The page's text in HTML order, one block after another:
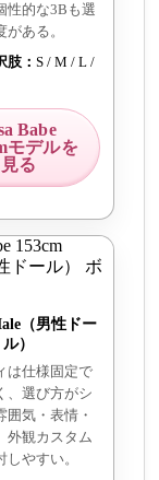
性的な3Bも選
ある。
肢： S / M / L /
Babe
モデルを
見る
（男性ドー
ル）
は仕様固定で
、選び方がシ
囲気・表情・
外観カスタム
やすい。